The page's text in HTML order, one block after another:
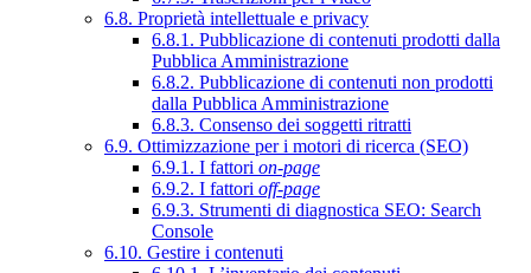
6.8. Proprietà intellettuale e privacy
6.8.1. Pubblicazione di contenuti prodotti dalla
Pubblica Amministrazione
6.8.2. Pubblicazione di contenuti non prodotti
dalla Pubblica Amministrazione
6.8.3. Consenso dei soggetti ritratti
6.9. Ottimizzazione per i motori di ricerca (SEO)
6.9.1. I fattori on-page
6.9.2. I fattori off-page
6.9.3. Strumenti di diagnostica SEO: Search
Console
6.10. Gestire i contenuti